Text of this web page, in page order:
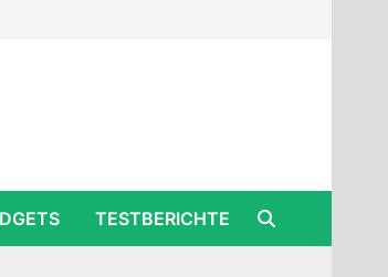
TESTBERICHTE